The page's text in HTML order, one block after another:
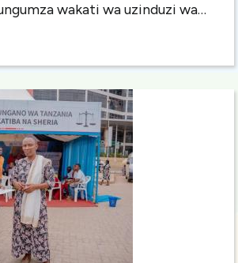
wakati wa uzinduzi wa…